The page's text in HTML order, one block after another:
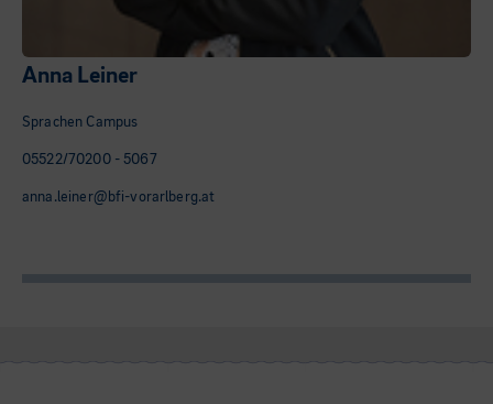
Anna Leiner
Sprachen Campus
05522/70200 - 5067
anna.leiner@bfi-vorarlberg.at